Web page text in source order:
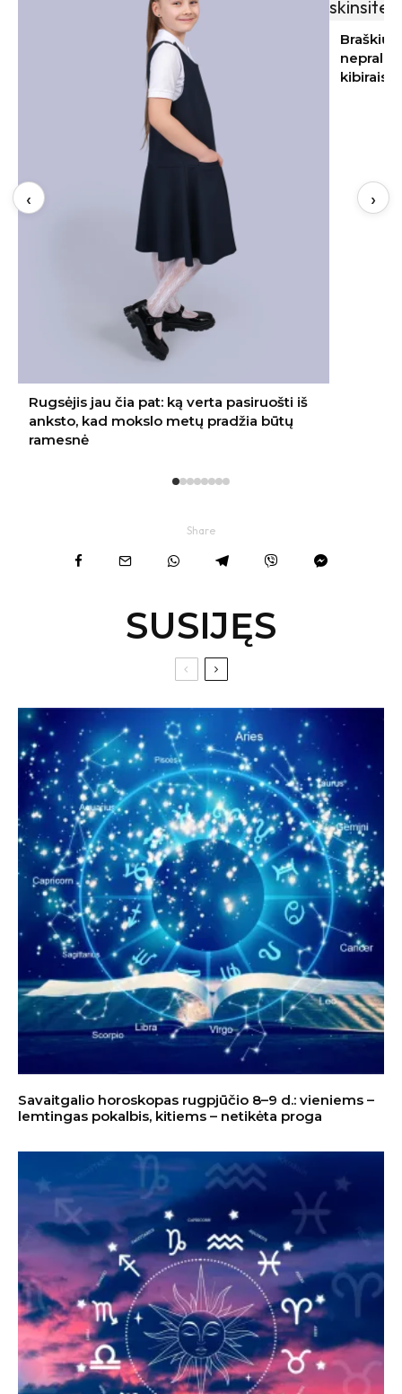
Braškių sodinimas rugpjūtį 2026:
nepraleiskite šių datų – kitąmet skinsite
‹ ›
Share
SUSIJĘS
Savaitgalio horoskopas rugpjūčio 8–9 d.: vieniems –
lemtingas pokalbis, kitiems – netikėta proga